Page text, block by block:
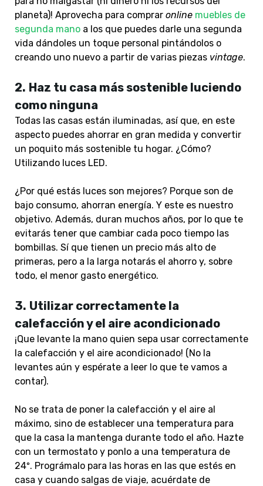
planeta)! Aprovecha para comprar online muebles de
segunda mano a los que puedes darle una segunda
vida dándoles un toque personal pintándolos o
creando uno nuevo a partir de varias piezas vintage.
2. Haz tu casa más sostenible luciendo
como ninguna
Todas las casas están iluminadas, así que, en este
aspecto puedes ahorrar en gran medida y convertir
un poquito más sostenible tu hogar. ¿Cómo?
Utilizando luces LED.
¿Por qué estás luces son mejores? Porque son de
bajo consumo, ahorran energía. Y este es nuestro
objetivo. Además, duran muchos años, por lo que te
evitarás tener que cambiar cada poco tiempo las
bombillas. Sí que tienen un precio más alto de
primeras, pero a la larga notarás el ahorro y, sobre
todo, el menor gasto energético.
3. Utilizar correctamente la
calefacción y el aire acondicionado
¡Que levante la mano quien sepa usar correctamente
la calefacción y el aire acondicionado! (No la
levantes aún y espérate a leer lo que te vamos a
contar).
No se trata de poner la calefacción y el aire al
máximo, sino de establecer una temperatura para
que la casa la mantenga durante todo el año. Hazte
con un termostato y ponlo a una temperatura de
24º. Prográmalo para las horas en las que estés en
casa y cuando salgas de viaje, acuérdate de